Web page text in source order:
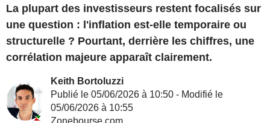
La plupart des investisseurs restent focalisés sur
une question : l'inflation est-elle temporaire ou
structurelle ? Pourtant, derrière les chiffres, une
corrélation majeure apparaît clairement.
Keith Bortoluzzi
Publié le 05/06/2026 à 10:50 - Modifié le
05/06/2026 à 10:55
Zonebourse.com